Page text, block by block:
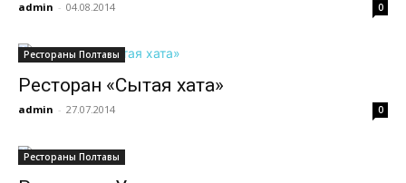
admin - 04.08.2014 0
Рестораны Полтавы
Ресторан «Сытая хата»
admin - 27.07.2014 0
Рестораны Полтавы